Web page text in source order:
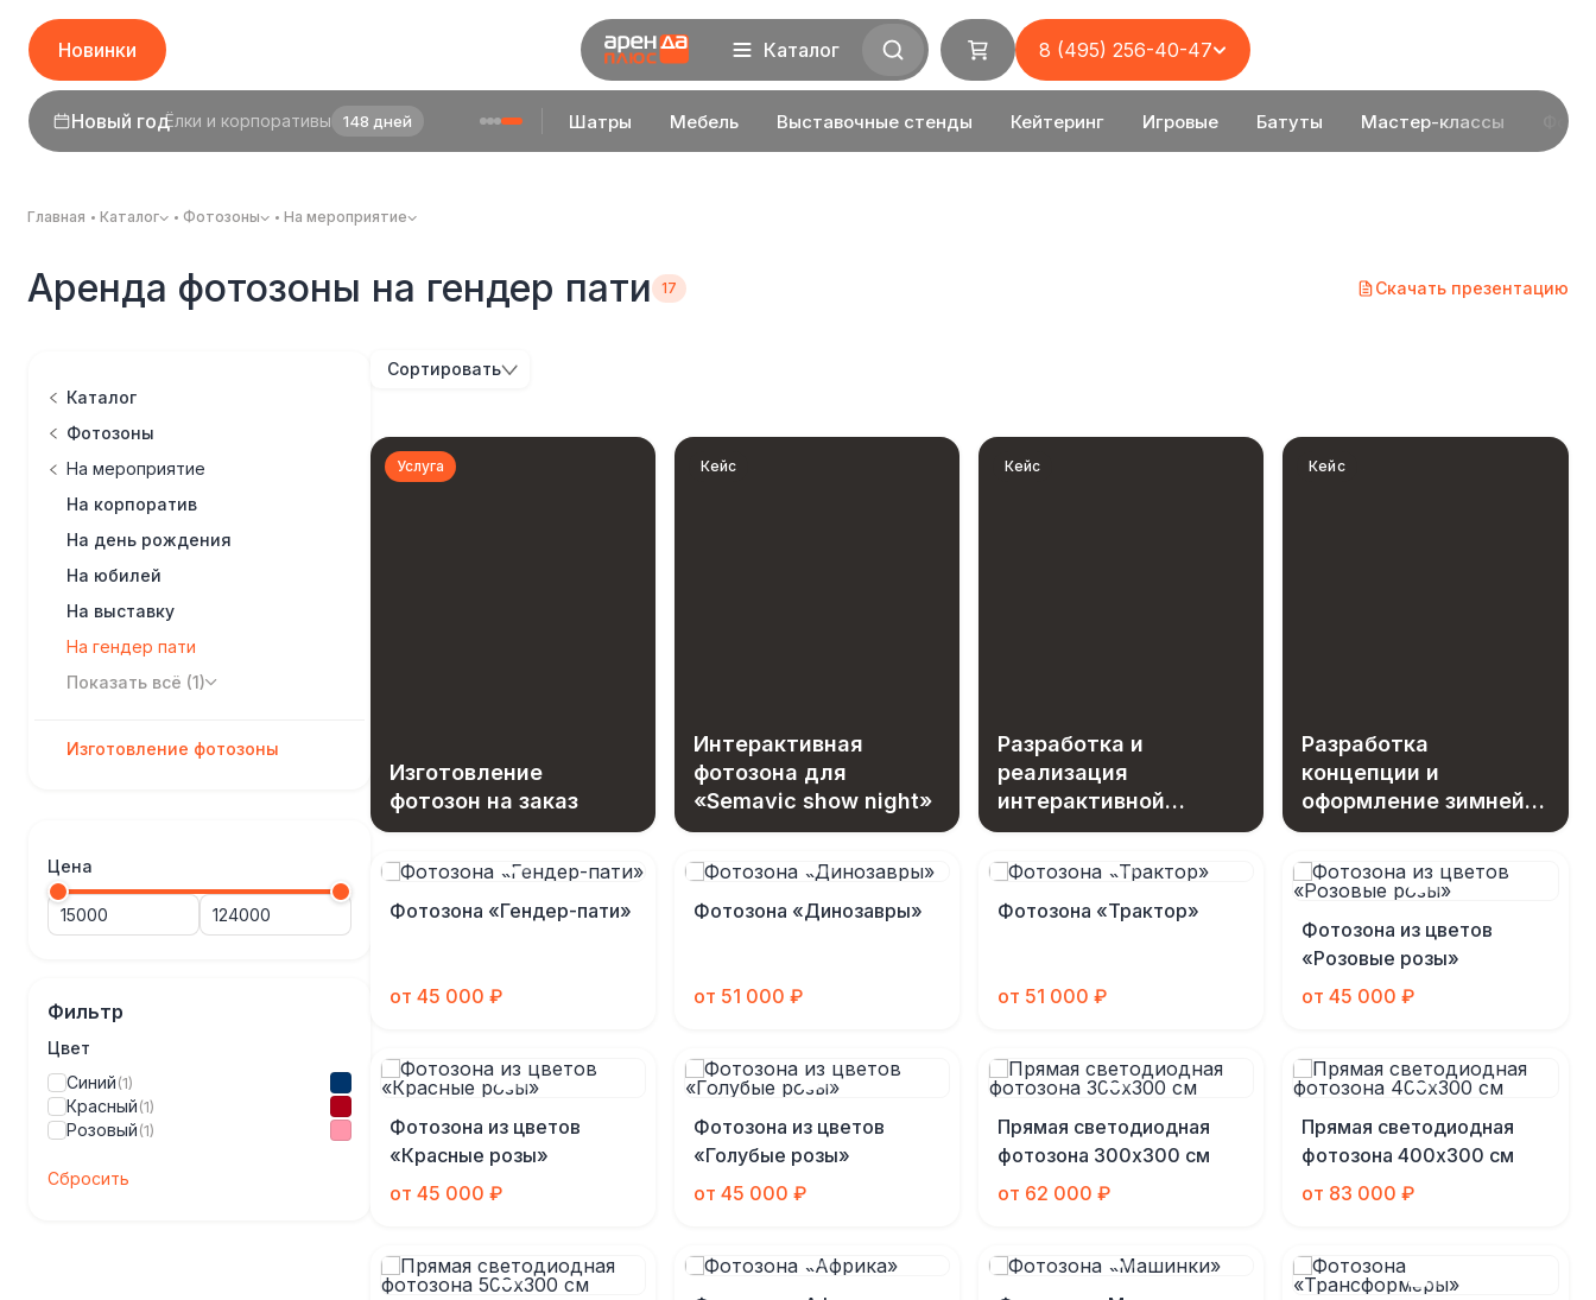
Новинки
Новый годЁлки и корпоративы 148 дней Шатры Мебель Выставочные стенды Кейтеринг Игровые Батуты Мастер-классы
Каталог 8 (495) 256-40-47
Главная Каталог Фотозоны На мероприятие
Аренда фотозоны на гендер пати Скачать презентацию
Каталог
Фотозоны
На мероприятие
На корпоратив
На день рождения
На юбилей
На выставку
На гендер пати
Показать всё (1)
Изготовление фотозоны
Цена
Фильтр
Цвет
Синий(1)
Красный(1)
Розовый(1)
Сбросить
Сортировать
Услуга
Изготовление
фотозон на заказ
Кейс
Интерактивная
фотозона для
«Semavic show night»
Кейс
Разработка и
реализация
интерактивной
фотозоны «Вселенная
возможностей»
Кейс
Разработка
концепции и
оформление зимней
фотозоны в лофте
Фотозона «Гендер-пати»
от 45 000 ₽
Фотозона «Динозавры»
от 51 000 ₽
Фотозона «Трактор»
от 51 000 ₽
Фотозона из цветов
«Розовые розы»
от 45 000 ₽
Фотозона из цветов
«Красные розы»
от 45 000 ₽
Фотозона из цветов
«Голубые розы»
от 45 000 ₽
Прямая светодиодная
фотозона 300х300 см
от 62 000 ₽
Прямая светодиодная
фотозона 400х300 см
от 83 000 ₽